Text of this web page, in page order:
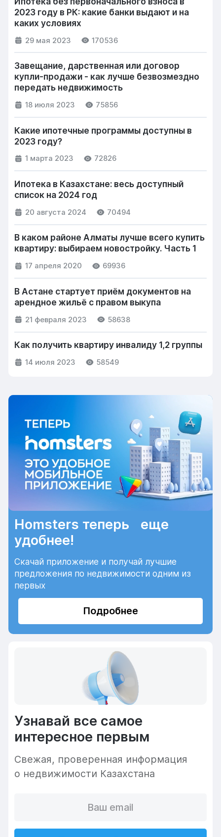
2023 году в РК: какие банки выдают и на
каких условиях
29 мая 2023 170536
Завещание, дарственная или договор
купли-продажи - как лучше безвозмездно
передать недвижимость
18 июля 2023 75856
Какие ипотечные программы доступны в
2023 году?
1 марта 2023 72826
Ипотека в Казахстане: весь доступный
список на 2024 год
20 августа 2024 70494
В каком районе Алматы лучше всего купить
квартиру: выбираем новостройку. Часть 1
17 апреля 2020 69936
В Астане стартует приём документов на
арендное жильё с правом выкупа
21 февраля 2023 58638
Как получить квартиру инвалиду 1,2 группы
14 июля 2023 58549
Homsters теперь еще
удобнее!
Скачай приложение и получай лучшие
предложения по недвижимости одним из
первых
Подробнее
Узнавай все самое
интересное первым
Cвежая, проверенная информация
о недвижимости Казахстана